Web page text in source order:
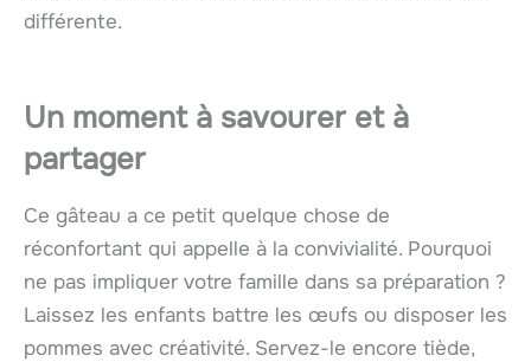
différente.
Un moment à savourer et à
partager
Ce gâteau a ce petit quelque chose de
réconfortant qui appelle à la convivialité. Pourquoi
ne pas impliquer votre famille dans sa préparation ?
Laissez les enfants battre les œufs ou disposer les
pommes avec créativité. Servez-le encore tiède,